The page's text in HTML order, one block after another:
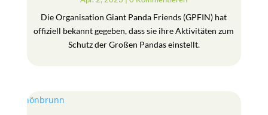
Die Organisation Giant Panda Friends (GPFIN) hat
offiziell bekannt gegeben, dass sie ihre Aktivitäten zum
Schutz der Großen Pandas einstellt.